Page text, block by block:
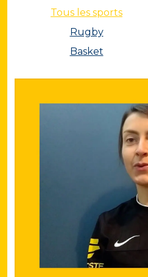
Tous les sports
Rugby
Basket